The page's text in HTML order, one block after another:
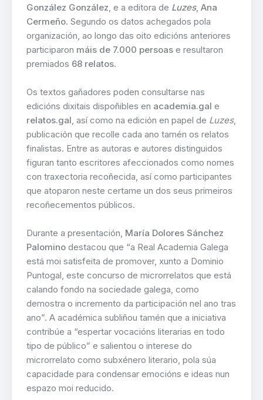
González González , e a editora de Luzes, Ana
Cermeño. Segundo os datos achegados pola
organización, ao longo das oito edicións anteriores
participaron máis de 7.000 persoas e resultaron
premiados 68 relatos.
Os textos gañadores poden consultarse nas
edicións dixitais dispoñibles en academia.gal e
relatos.gal , así como na edición en papel de Luzes,
publicación que recolle cada ano tamén os relatos
finalistas. Entre as autoras e autores distinguidos
figuran tanto escritores afeccionados como nomes
con traxectoria recoñecida, así como participantes
que atoparon neste certame un dos seus primeiros
recoñecementos públicos.
Durante a presentación, María Dolores Sánchez
Palomino destacou que “a Real Academia Galega
está moi satisfeita de promover, xunto a Dominio
Puntogal, este concurso de microrrelatos que está
calando fondo na sociedade galega, como
demostra o incremento da participación nel ano tras
ano”. A académica subliñou tamén que a iniciativa
contribúe a “espertar vocacións literarias en todo
tipo de público” e salientou o interese do
microrrelato como subxénero literario, pola súa
capacidade para condensar emocións e ideas nun
espazo moi reducido.